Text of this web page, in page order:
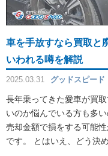
車を手放すなら買取と
いわれる噂を解説
2025.03.31 グッドスピード
長年乗ってきた愛車が買
いのか悩んでいる方も多
売却金額で損をする可能
です。 とはいえ、どう決